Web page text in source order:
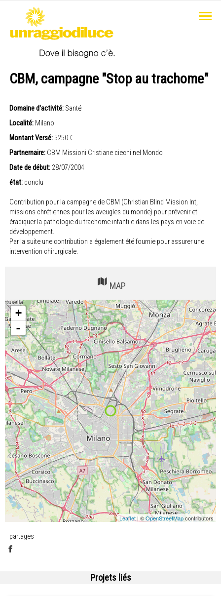
CBM, campagne "Stop au trachome"
Domaine d'activité: Santé
Localité: Milano
Montant Versé:5250 €
Partnernaire: CBM Missioni Cristiane ciechi nel Mondo
Date de début: 28/07/2004
état: conclu
Contribution pour la campagne de CBM (Christian Blind Mission Int,
missions chrétiennes pour les aveugles du monde) pour prévenir et
éradiquer la pathologie du trachome infantile dans les pays en voie de
développement.
Par la suite une contribution a également été fournie pour assurer une
intervention chirurgicale.
MAP
+
-
Leaflet | ©OpenStreetMapcontributors
partages
Projets liés